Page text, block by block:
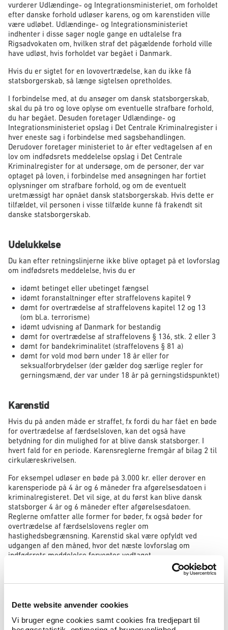
Dette website anvender cookies
Vi bruger egne cookies samt cookies fra tredjepart til
vurderer Udlændinge- og Integrationsministeriet, om forholdet
efter danske forhold udløser karens, og om karenstiden ville
være udløbet. Udlændinge- og Integrationsministeriet
indhenter i disse sager nogle gange en udtalelse fra
Rigsadvokaten om, hvilken straf det pågældende forhold ville
have udløst, hvis forholdet var begået i Danmark.
Hvis du er sigtet for en lovovertrædelse, kan du ikke få
statsborgerskab, så længe sigtelsen opretholdes.
I forbindelse med, at du ansøger om dansk statsborgerskab,
skal du på tro og love oplyse om eventuelle strafbare forhold,
du har begået. Desuden foretager Udlændinge- og
Integrationsministeriet opslag i Det Centrale Kriminalregister i
hver eneste sag i forbindelse med sagsbehandlingen.
Derudover foretager ministeriet to år efter vedtagelsen af en
lov om indfødsrets meddelelse opslag i Det Centrale
Kriminalregister for at undersøge, om de personer, der var
optaget på loven, i forbindelse med ansøgningen har fortiet
oplysninger om strafbare forhold, og om de eventuelt
uretmæssigt har opnået dansk statsborgerskab. Hvis dette er
tilfældet, vil personen i visse tilfælde kunne få frakendt sit
danske statsborgerskab.
Udelukkelse
Du kan efter retningslinjerne ikke blive optaget på et lovforslag
om indfødsrets meddelelse, hvis du er
idømt betinget eller ubetinget fængsel
idømt foranstaltninger efter straffelovens kapitel 9
dømt for overtrædelse af straffelovens kapitel 12 og 13
(om bl.a. terrorisme)
idømt udvisning af Danmark for bestandig
dømt for overtrædelse af straffelovens § 136, stk. 2 eller 3
dømt for bandekriminalitet (straffelovens § 81 a)
dømt for vold mod børn under 18 år eller for
seksualforbrydelser (der gælder dog særlige regler for
gerningsmænd, der var under 18 år på gerningstidspunktet)
Karenstid
Hvis du på anden måde er straffet, fx fordi du har fået en bøde
for overtrædelse af færdselsloven, kan det også have
betydning for din mulighed for at blive dansk statsborger. I
hvert fald for en periode. Karensreglerne fremgår af bilag 2 til
cirkulæreskrivelsen.
For eksempel udløser en bøde på 3.000 kr. eller derover en
karensperiode på 4 år og 6 måneder fra afgørelsesdatoen i
kriminalregisteret. Det vil sige, at du først kan blive dansk
statsborger 4 år og 6 måneder efter afgørelsesdatoen.
Reglerne omfatter alle former for bøder, fx også bøder for
overtrædelse af færdselslovens regler om
hastighedsbegrænsning. Karenstid skal være opfyldt ved
udgangen af den måned, hvor det næste lovforslag om
indfødsrets meddelelse forventes vedtaget.
Hvis du har været straffet flere gange forlænges karenstiden,
så den samlede karenstid forlænges svarende til karenstiden
er tale om ligeartet kriminalitet eller ej.
Hvis du har fået flere bøder for hastighedsovertrædelser,